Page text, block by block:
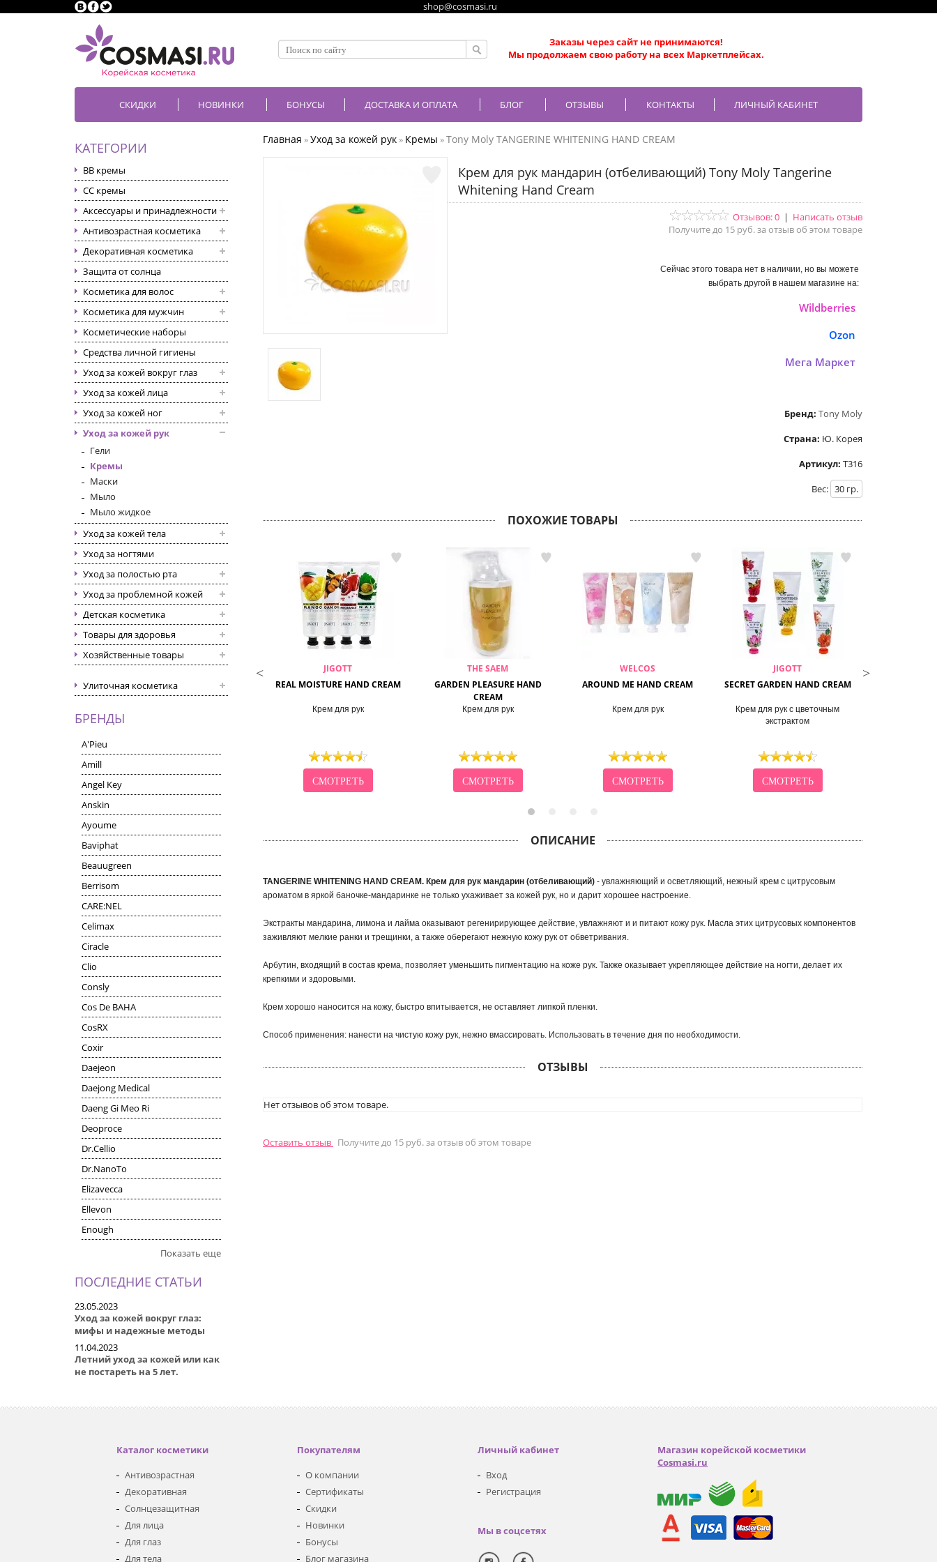
shop@cosmasi.ru
Заказы через сайт не принимаются!
Мы продолжаем свою работу на всех Маркетплейсах.
СКИДКИ НОВИНКИ БОНУСЫ ДОСТАВКА И ОПЛАТА БЛОГ ОТЗЫВЫ КОНТАКТЫ ЛИЧНЫЙ КАБИНЕТ
КАТЕГОРИИ
BB кремы
CC кремы
Аксессуары и принадлежности
Антивозрастная косметика
Декоративная косметика
Защита от солнца
Косметика для волос
Косметика для мужчин
Косметические наборы
Средства личной гигиены
Уход за кожей вокруг глаз
Уход за кожей лица
Уход за кожей ног
Уход за кожей рук
Гели
Кремы
Маски
Мыло
Мыло жидкое
Уход за кожей тела
Уход за ногтями
Уход за полостью рта
Уход за проблемной кожей
Детская косметика
Товары для здоровья
Хозяйственные товары
Улиточная косметика
БРЕНДЫ
A'Pieu
Amill
Angel Key
Anskin
Ayoume
Baviphat
Beauugreen
Berrisom
CARE:NEL
Celimax
Ciracle
Clio
Consly
Cos De BAHA
CosRX
Coxir
Daejeon
Daejong Medical
Daeng Gi Meo Ri
Deoproce
Dr.Cellio
Dr.NanoTo
Elizavecca
Ellevon
Enough
Показать еще
ПОСЛЕДНИЕ СТАТЬИ
23.05.2023
Уход за кожей вокруг глаз:
мифы и надежные методы
11.04.2023
Летний уход за кожей или как
не постареть на 5 лет.
Главная »Уход за кожей рук » Кремы »Tony Moly TANGERINE WHITENING HAND CREAM
Крем для рук мандарин (отбеливающий) Tony Moly Tangerine
Whitening Hand Cream
Отзывов: 0 | Написать отзыв
Получите до 15 руб. за отзыв об этом товаре
Сейчас этого товара нет в наличии, но вы можете
выбрать другой в нашем магазине на:
Wildberries
Ozon
Мега Маркет
Бренд: Tony Moly
Страна: Ю. Корея
Артикул: Т316
Вес: 30 гр.
ПОХОЖИЕ ТОВАРЫ
HAND CREAM
ENOUGH
ENOUGH PURE ARTEMISIA HAND
CREAM
JIGOTT
REAL MOISTURE HAND CREAM
Крем для рук
СМОТРЕТЬ
THE SAEM
GARDEN PLEASURE HAND
CREAM
Крем для рук
СМОТРЕТЬ
WELCOS
AROUND ME HAND CREAM
Крем для рук
СМОТРЕТЬ
JIGOTT
SECRET GARDEN HAND CREAM
Крем для рук с цветочным
экстрактом
СМОТРЕТЬ
ОПИСАНИЕ
TANGERINE WHITENING HAND CREAM. Крем для рук мандарин (отбеливающий) - увлажняющий и осветляющий, нежный крем с цитрусовым
ароматом в яркой баночке-мандаринке не только ухаживает за кожей рук, но и дарит хорошее настроение.
Экстракты мандарина, лимона и лайма оказывают регенирирующее действие, увлажняют и и питают кожу рук. Масла этих цитрусовых компонентов
заживляют мелкие ранки и трещинки, а также оберегают нежную кожу рук от обветривания.
Арбутин, входящий в состав крема, позволяет уменьшить пигментацию на коже рук. Также оказывает укрепляющее действие на ногти, делает их
крепкими и здоровыми.
Крем хорошо наносится на кожу, быстро впитывается, не оставляет липкой пленки.
Способ применения: нанести на чистую кожу рук, нежно вмассировать. Использовать в течение дня по необходимости.
ОТЗЫВЫ
Нет отзывов об этом товаре.
Оставить отзыв Получите до 15 руб. за отзыв об этом товаре
Каталог косметики
Антивозрастная
Декоративная
Солнцезащитная
Для лица
Для глаз
Для тела
Покупателям
О компании
Сертификаты
Скидки
Новинки
Бонусы
Блог магазина
Личный кабинет
Вход
Регистрация
Мы в соцсетях
Магазин корейской косметики
Cosmasi.ru